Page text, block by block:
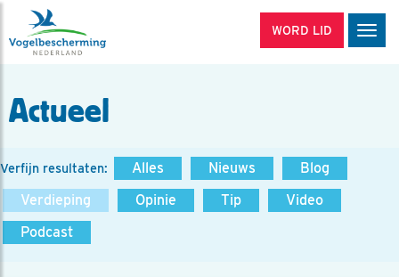
WORD LID
Actueel
Verfijn resultaten: Alles Nieuws
Blog
Verdieping
Opinie Tip
Video
Podcast